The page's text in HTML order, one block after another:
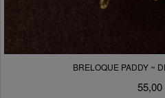
BRELOQUE PADDY ~
55,00